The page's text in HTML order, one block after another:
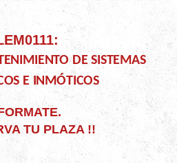
DE SISTEMAS
E INMÓTICOS
TU PLAZA !!